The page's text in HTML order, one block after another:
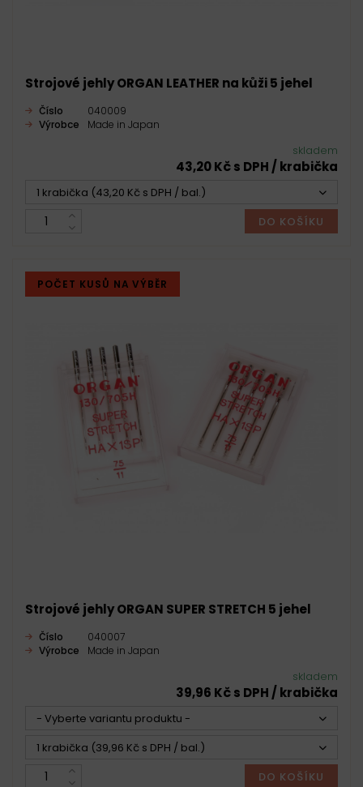
Strojové jehly ORGAN LEATHER na kůži 5 jehel
Číslo
040009
Výrobce
Made in Japan
skladem
43,20 Kč s DPH / krabička
1 krabička (43,20 Kč s DPH / bal.)
DO KOŠÍKU
POČET KUSŮ NA VÝBĚR
Strojové jehly ORGAN SUPER STRETCH 5 jehel
Číslo
040007
Výrobce
Made in Japan
skladem
39,96 Kč s DPH / krabička
- Vyberte variantu produktu -
1 krabička (39,96 Kč s DPH / bal.)
DO KOŠÍKU